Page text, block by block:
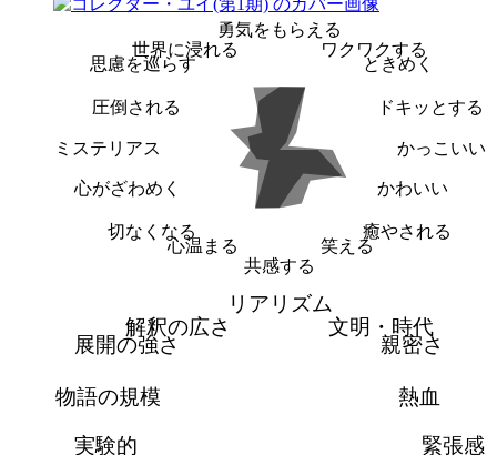
勇気をもらえる
ワクワクする
ときめく
ドキッとする
かっこいい
かわいい
癒やされる
笑える
共感する
心温まる
切なくなる
心がざわめく
ミステリアス
圧倒される
思慮を巡らす
世界に浸れる
リアリズム
文明・時代
親密さ
熱血
緊張感
実験的
物語の規模
展開の強さ
解釈の広さ